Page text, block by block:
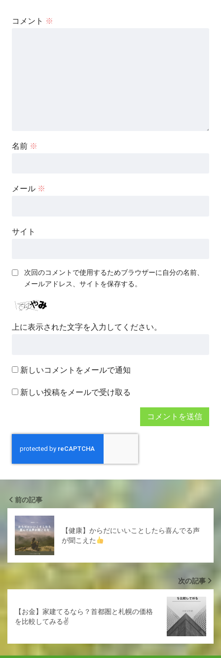
コメント ※
名前 ※
メール ※
サイト
次回のコメントで使用するためブラウザーに自分の名前、
メールアドレス、サイトを保存する。
上に表示された文字を入力してください。
新しいコメントをメールで通知
新しい投稿をメールで受け取る
前の記事
【健康】からだにいいことしたら喜んでる声
が聞こえた
次の記事
【お金】家建てるなら？首都圏と札幌の価格
を比較してみる✌️